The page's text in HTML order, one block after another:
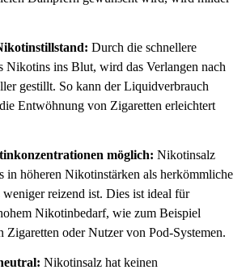
Durch die schnellere
Nikotins ins Blut, wird das Verlangen nach
gestillt. So kann der Liquidverbrauch
Entwöhnung von Zigaretten erleichtert
möglich: Nikotinsalz
in höheren Nikotinstärken als herkömmliche
reizend ist. Dies ist ideal für
Nikotinbedarf, wie zum Beispiel
Zigaretten oder Nutzer von Pod-Systemen.
Nikotinsalz hat keinen